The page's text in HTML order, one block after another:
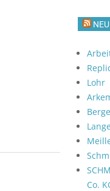
Lohr
Co.